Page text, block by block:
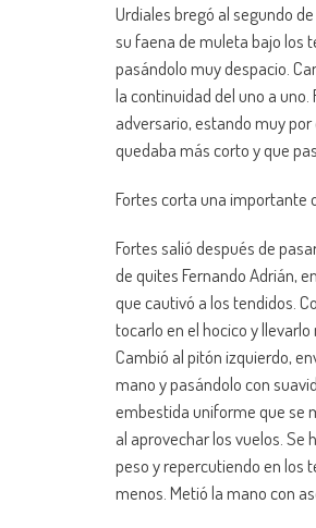
Urdiales bregó al segundo
su faena de muleta bajo los
pasándolo muy despacio.
la continuidad del uno a
adversario, estando muy
quedaba más corto y que
Fortes corta una importante
Fortes salió después de
de quites Fernando Adrián,
que cautivó a los tendidos.
tocarlo en el hocico y
Cambió al pitón izquierdo,
mano y pasándolo con
embestida uniforme que se
al aprovechar los vuelos. Se
peso y repercutiendo en los
menos. Metió la mano con